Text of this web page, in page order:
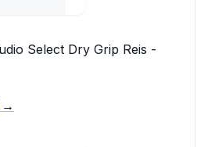
Select Dry Grip Reis -
→